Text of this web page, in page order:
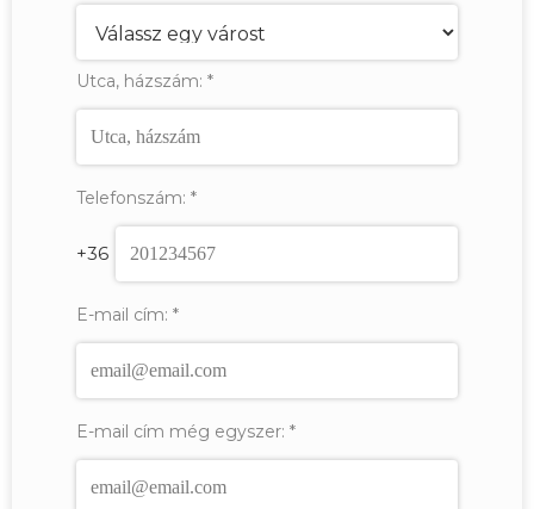
Utca, házszám: *
Telefonszám: *
+36
E-mail cím: *
E-mail cím még egyszer: *